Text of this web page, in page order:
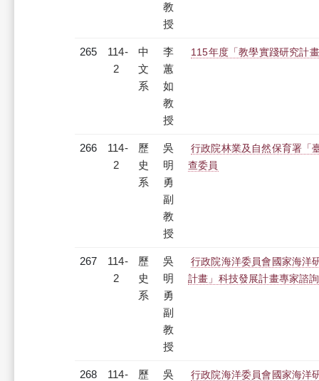
教
授
265
114-
2
中
文
系
李
蕙
如
教
授
115年度「教學實踐研究計
266
114-
2
歷
史
系
吳
明
勇
副
教
授
行政院林業及自然保育署「
查委員
267
114-
2
歷
史
系
吳
明
勇
副
教
授
行政院海洋委員會國家海洋
計畫」科技發展計畫專家諮
268
114-
歷
吳
行政院海洋委員會國家海洋